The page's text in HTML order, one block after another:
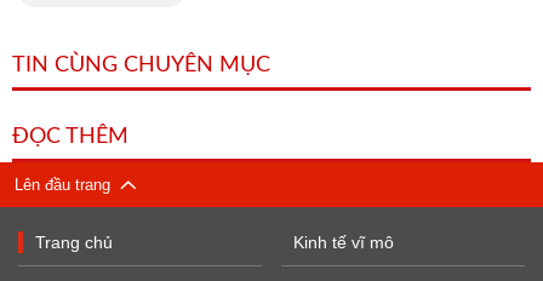
TIN CÙNG CHUYÊN MỤC
ĐỌC THÊM
Lên đầu trang
Trang chủ Kinh tế vĩ mô